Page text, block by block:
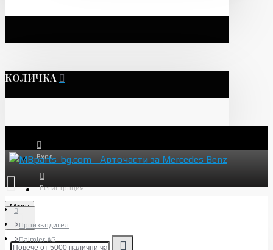
КОЛИЧКА
Вход
Регистрация
Menu
Производител
Daimler AG